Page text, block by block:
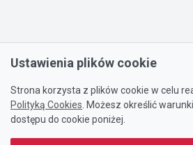
Ustawienia plików cookie
Strona korzysta z plików cookie w celu
Polityką Cookies . Możesz określić
dostępu do cookie poniżej.